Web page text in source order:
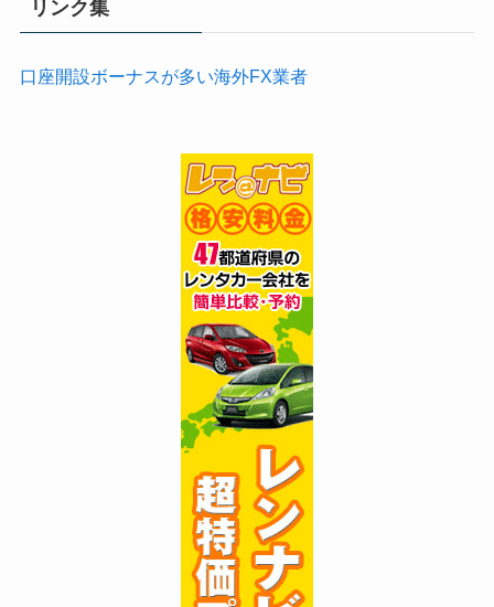
リンク集
口座開設ボーナスが多い海外FX業者